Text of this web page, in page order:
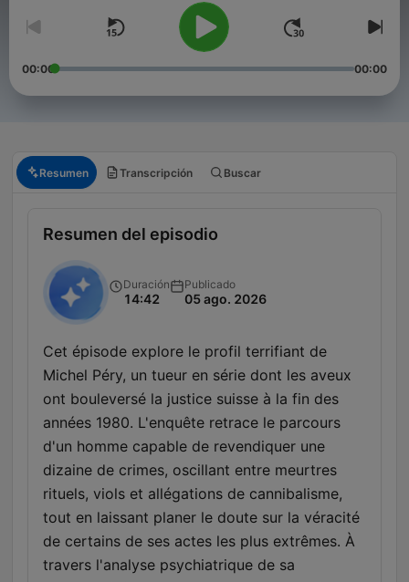
00:00 00:00
Resumen Transcripción Buscar
Resumen del episodio
Duración
14:42
Publicado
05 ago. 2026
Cet épisode explore le profil terrifiant de
Michel Péry, un tueur en série dont les aveux
ont bouleversé la justice suisse à la fin des
années 1980. L'enquête retrace le parcours
d'un homme capable de revendiquer une
dizaine de crimes, oscillant entre meurtres
rituels, viols et allégations de cannibalisme,
tout en laissant planer le doute sur la véracité
de certains de ses actes les plus extrêmes. À
travers l'analyse psychiatrique de sa